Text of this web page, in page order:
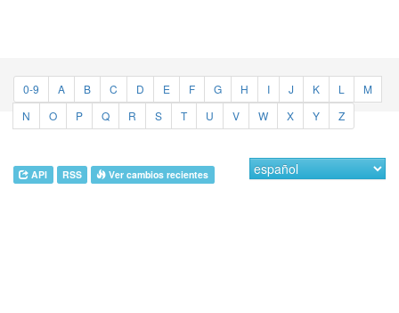
0-9 A B C D E F G H I J K L
M
N
O P Q R S T U V W X Y Z
API RSS Ver cambios recientes